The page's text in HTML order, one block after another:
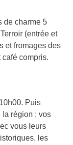
de charme 5
(entrée et
et fromages des
compris.
Puis
la région : vos
vous leurs
les